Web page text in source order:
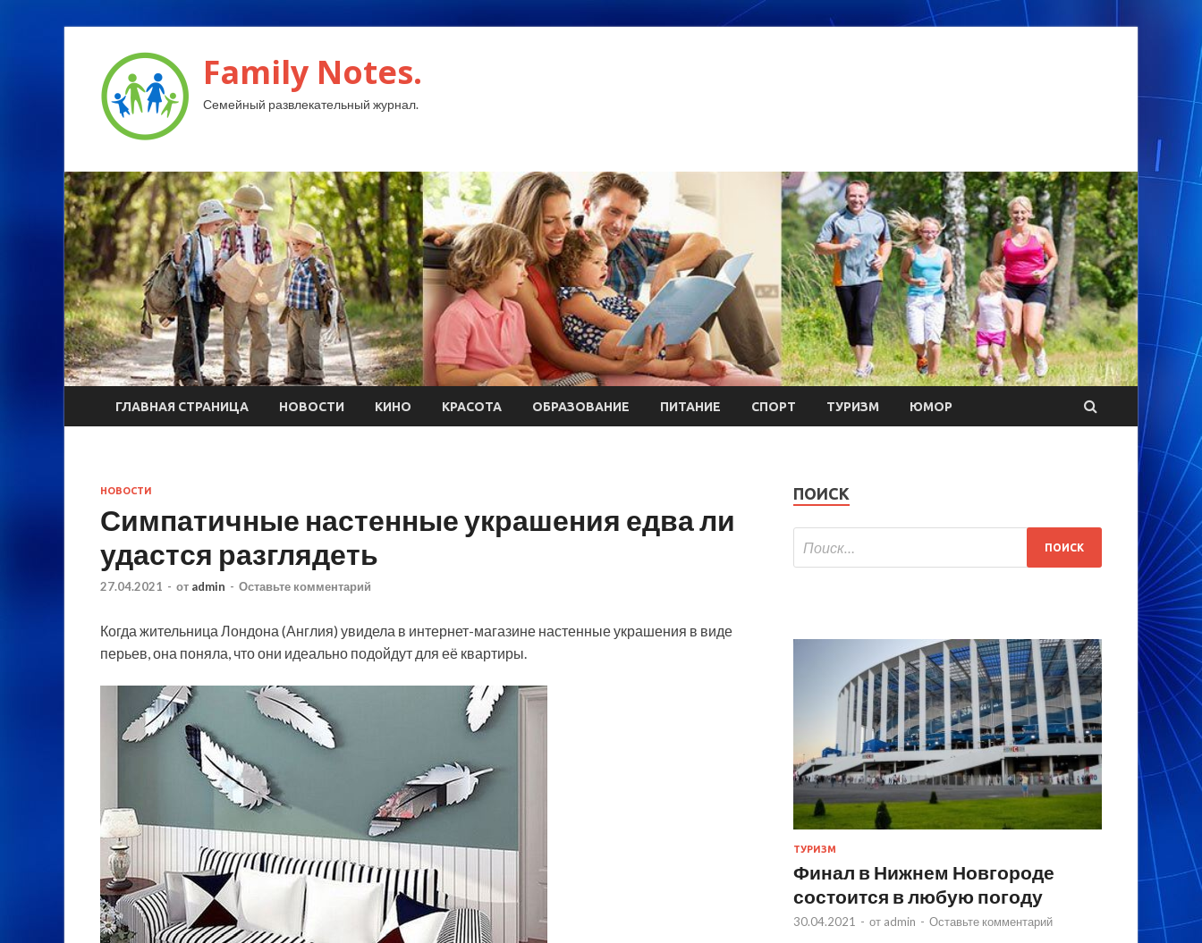
Family Notes.
Семейный развлекательный журнал.
ГЛАВНАЯ СТРАНИЦА НОВОСТИ КИНО КРАСОТА ОБРАЗОВАНИЕ ПИТАНИЕ СПОРТ ТУРИЗМ ЮМОР
НОВОСТИ
Симпатичные настенные украшения едва ли
удастся разглядеть
27.04.2021 - от admin - Оставьте комментарий
Когда жительница Лондона (Англия) увидела в интернет-магазине настенные украшения в виде
перьев, она поняла, что они идеально подойдут для её квартиры.
ПОИСК
ТУРИЗМ
Финал в Нижнем Новгороде
состоится в любую погоду
30.04.2021 - от admin - Оставьте комментарий